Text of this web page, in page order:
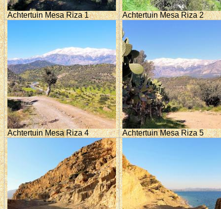
Achtertuin Mesa Riza 1 Achtertuin Mesa Riza 2
Achtertuin Mesa Riza 4 Achtertuin Mesa Riza 5